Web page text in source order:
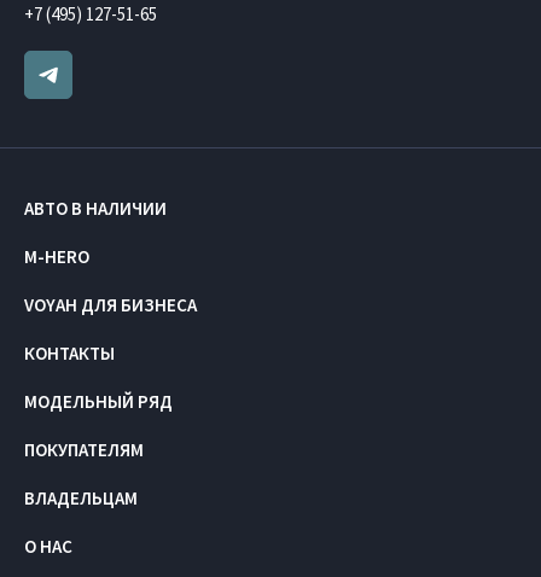
+7 (495) 127-51-65
АВТО В НАЛИЧИИ
M-HERO
VOYAH ДЛЯ БИЗНЕСА
КОНТАКТЫ
МОДЕЛЬНЫЙ РЯД
ПОКУПАТЕЛЯМ
ВЛАДЕЛЬЦАМ
О НАС